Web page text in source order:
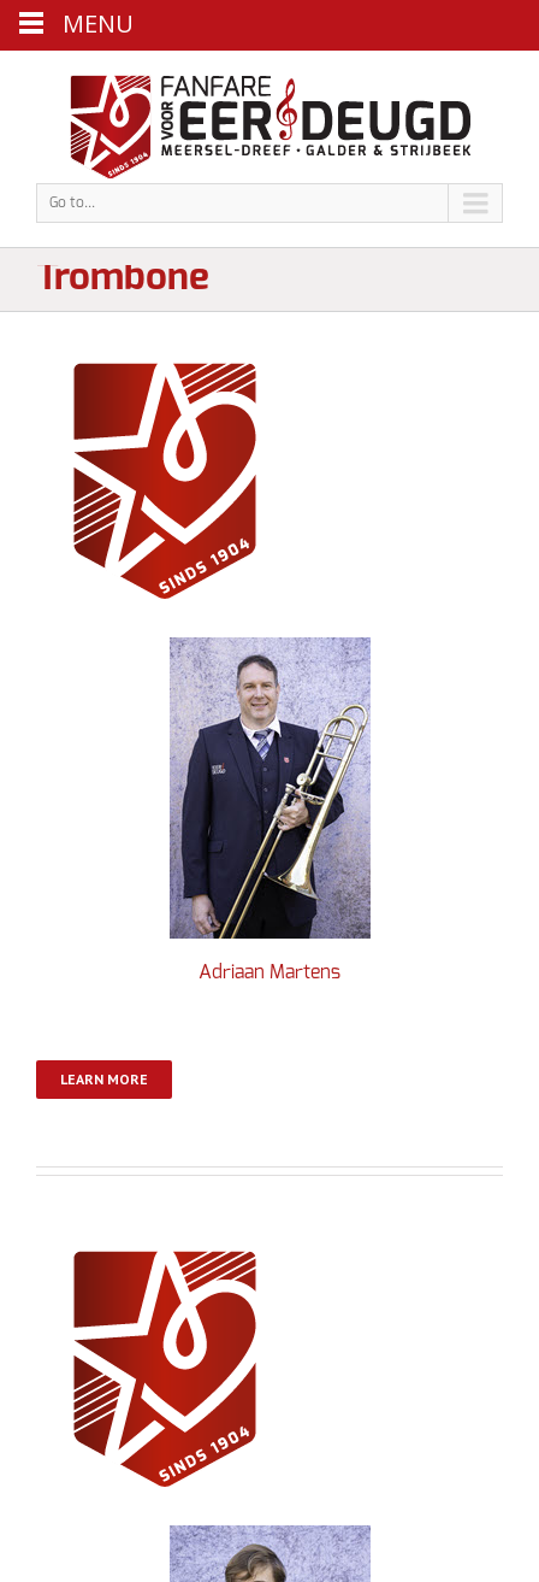
Go to...
Trombone
Adriaan Martens
LEARN MORE
MENU